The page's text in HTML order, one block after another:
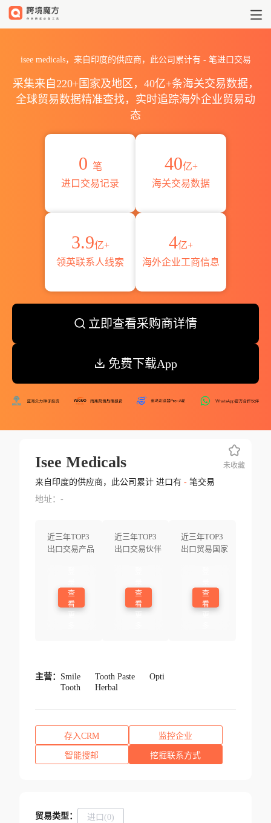
isee medicals，来自印度的供应商，此公司累计有 -笔进口交易
采集来自220+国家及地区，40亿+条海关交易数据，
全球贸易数据精准查找，实时追踪海外企业贸易动
态
0 笔
进口交易记录
40亿+
海关交易数据
3.9亿+
领英联系人线索
4亿+
海外企业工商信息
立即查看采购商详情
免费下载App
Isee Medicals
来自印度的供应商，此公司累计 进口有 -笔交易
地址：-
近三年TOP3
出口交易产品
查
看
近三年TOP3
出口交易伙伴
查
看
近三年TOP3
出口贸易国家
查
看
未收藏
主营： Smile Tooth Paste
Opti
Tooth
Herbal
存入CRM 监控企业
智能搜邮 挖掘联系方式
贸易类型： 进口(0)